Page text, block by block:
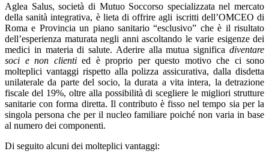
Aglea Salus, società di Mutuo Soccorso specializzata nel mercato
della sanità integrativa, è lieta di offrire agli iscritti dell’OMCEO di
Roma e Provincia un piano sanitario “esclusivo” che è il risultato
dell’esperienza maturata negli anni ascoltando le varie esigenze dei
medici in materia di salute. Aderire alla mutua significa diventare
soci e non clientied è proprio per questo motivo che ci sono
molteplici vantaggi rispetto alla polizza assicurativa, dalla disdetta
unilaterale da parte del socio, la durata a vita intera, la detrazione
fiscale del 19%, oltre alla possibilità di scegliere le migliori strutture
sanitarie con forma diretta. Il contributo è fisso nel tempo sia per la
singola persona che per il nucleo familiare poiché non varia in base
al numero dei componenti.
Di seguito alcuni dei molteplici vantaggi: